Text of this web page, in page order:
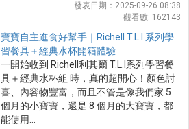
發表日期：2025-09-26 08:38
觀看數: 162143
寶寶自主進食好幫手｜Richell T.L.I 系列學
習餐具＋經典水杯開箱體驗
一開始收到 Richell利其爾 T.L.I系列學習餐
具＋經典水杯組 時，真的超開心！顏色討
喜、內容物豐富，而且不管是像我們家 5
個月的小寶寶，還是 8 個月的大寶寶，都
能使用...